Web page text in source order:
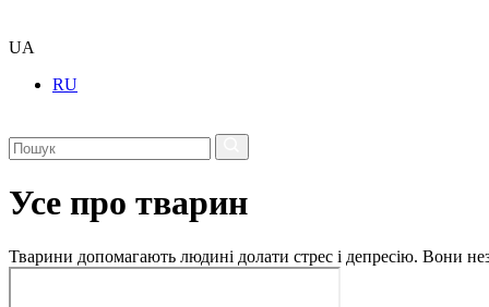
UA
RU
Усе про тварин
Тварини допомагають людині долати стрес і депресію. Вони